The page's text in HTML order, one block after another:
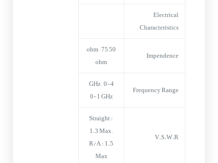
Electrical
Characteristics
Impendence
50 ohm – 75
ohm
Frequency Range
0-4 GHz –
0-1 GHz
V.S.W.R
Straight :
1.3 Max ,
R/A : 1.5
Max